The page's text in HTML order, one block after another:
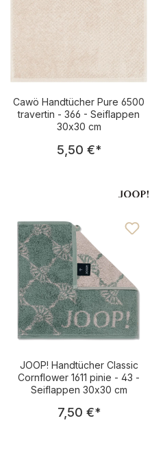
Cawö Handtücher Pure 6500
travertin - 366 - Seiflappen
30x30 cm
Regulärer
5,50 €*
JOOP! Handtücher Classic
Cornflower 1611 pinie - 43 -
Seiflappen 30x30 cm
Regulärer
7,50 €*